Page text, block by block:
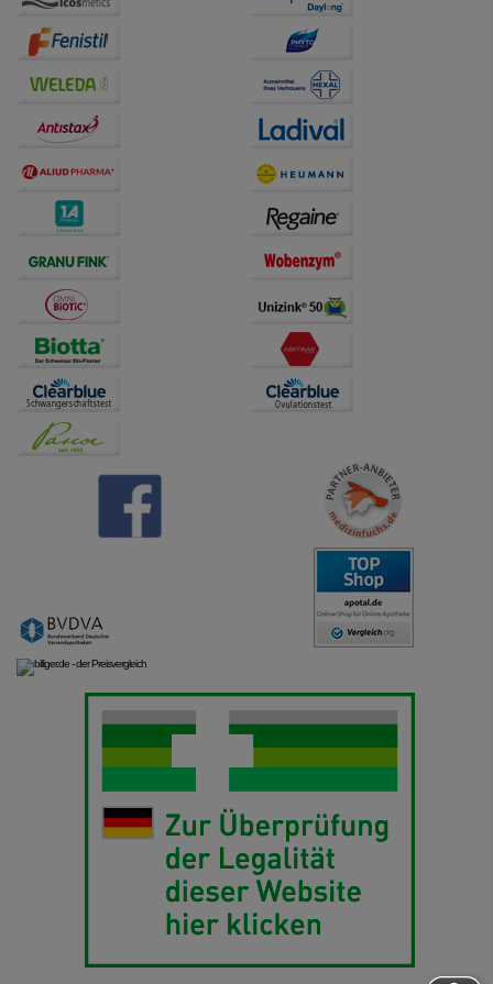
auf unserer Website aber auch die Werbung auf
Drittseiten möglichst relevant für Sie zu gestalten.
Bitte beachten Sie, dass Daten hierfür teilweise an
Dritte wie z.B. Google oder soziale Medien
übertragen werden.